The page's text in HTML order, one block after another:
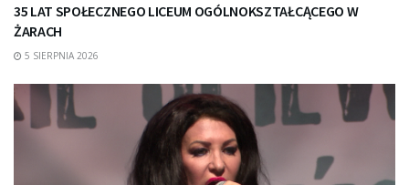
35 LAT SPOŁECZNEGO LICEUM OGÓLNOKSZTAŁCĄCEGO W
ŻARACH
5 SIERPNIA 2026